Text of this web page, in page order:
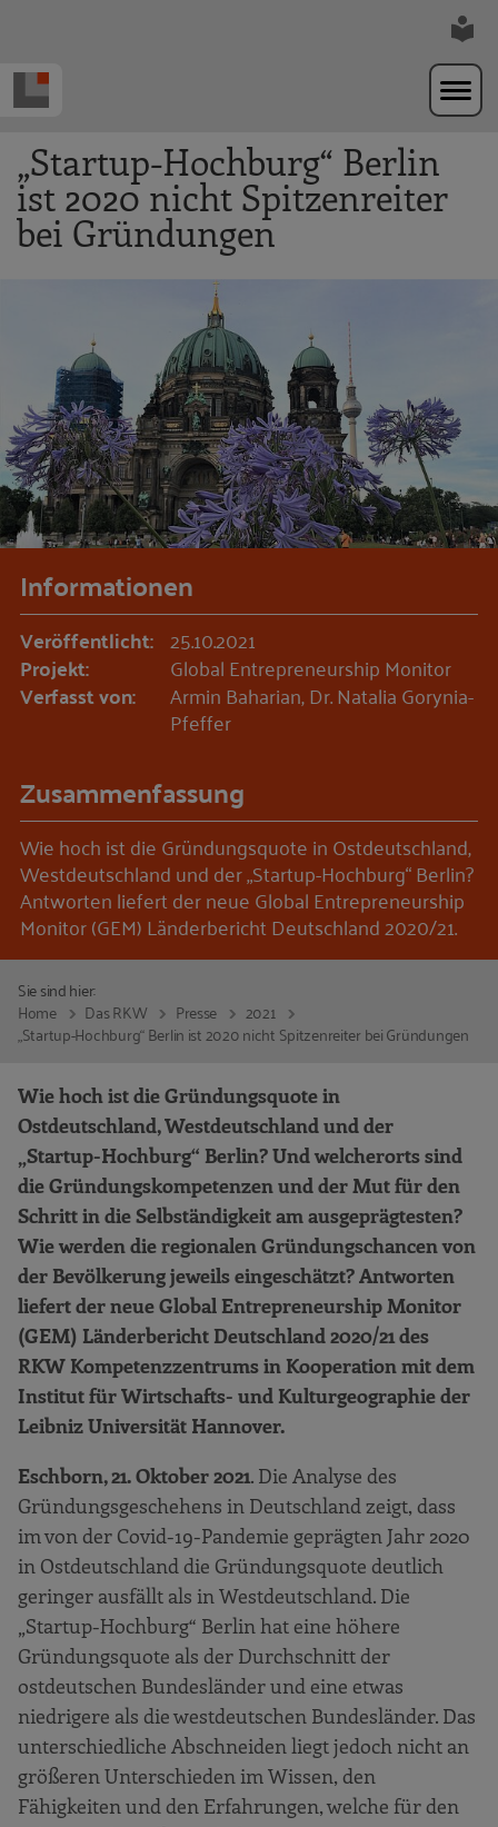
„Startup-Hochburg“ Berlin
ist 2020 nicht Spitzenreiter
bei Gründungen
Informationen
Veröffentlicht: 25.10.2021
Projekt: Global Entrepreneurship Monitor
Verfasst von: Armin Baharian, Dr. Natalia Gorynia-
Pfeffer
Zusammenfassung
Wie hoch ist die Gründungsquote in Ostdeutschland,
Westdeutschland und der „Startup-Hochburg“ Berlin?
Antworten liefert der neue Global Entrepreneurship
Monitor (GEM) Länderbericht Deutschland 2020/21.
Sie sind hier:
Home
Das RKW Presse
2021
„Startup-Hochburg“ Berlin ist 2020 nicht Spitzenreiter bei Gründungen
Wie hoch ist die Gründungsquote in
Ostdeutschland, Westdeutschland und der
„Startup-Hochburg“ Berlin? Und welcherorts sind
die Gründungskompetenzen und der Mut für den
Schritt in die Selbständigkeit am ausgeprägtesten?
Wie werden die regionalen Gründungschancen von
der Bevölkerung jeweils eingeschätzt? Antworten
liefert der neue Global Entrepreneurship Monitor
(GEM) Länderbericht Deutschland 2020/21 des
RKW Kompetenzzentrums in Kooperation mit dem
Institut für Wirtschafts- und Kulturgeographie der
Leibniz Universität Hannover.
Eschborn, 21. Oktober 2021. Die Analyse des
Gründungsgeschehens in Deutschland zeigt, dass
im von der Covid-19-Pandemie geprägten Jahr 2020
in Ostdeutschland die Gründungsquote deutlich
geringer ausfällt als in Westdeutschland. Die
„Startup-Hochburg“ Berlin hat eine höhere
Gründungsquote als der Durchschnitt der
ostdeutschen Bundesländer und eine etwas
niedrigere als die westdeutschen Bundesländer. Das
unterschiedliche Abschneiden liegt jedoch nicht an
größeren Unterschieden im Wissen, den
Fähigkeiten und den Erfahrungen, welche für den